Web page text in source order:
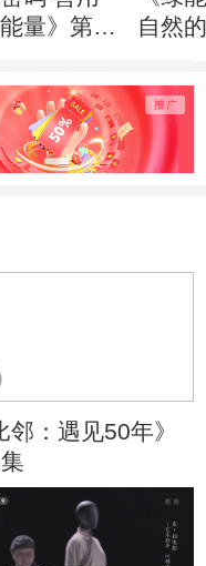
量》第1
计团队运
自然
的核
国几
想
邻：遇见50年》